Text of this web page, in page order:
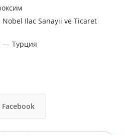
Nobel Ilac Sanayii ve Ticaret
— Турция
Facebook